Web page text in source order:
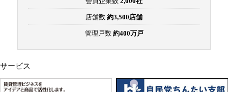
店舗数 約3,500店舗
管理戸数 約400万戸
サービス